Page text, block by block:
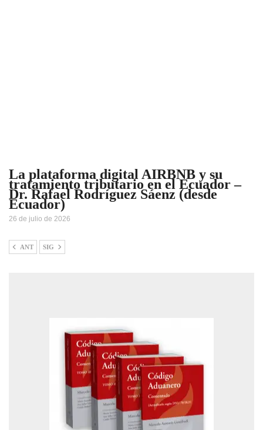
La plataforma digital AIRBNB y su
tratamiento tributario en el Ecuador –
Dr. Rafael Rodríguez Sáenz (desde
Ecuador)
26 de julio de 2026
ANT SIG